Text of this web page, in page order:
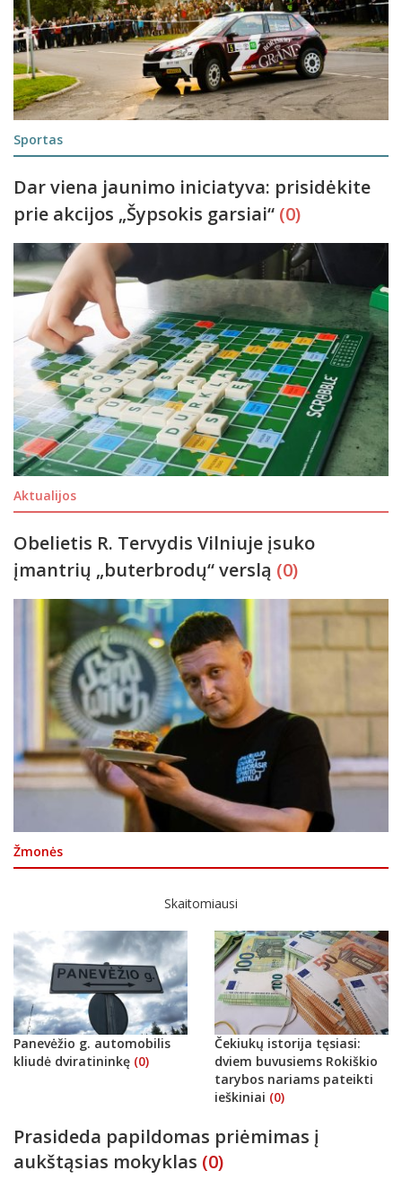
Sportas
Dar viena jaunimo iniciatyva: prisidėkite
prie akcijos „Šypsokis garsiai“ (0)
Aktualijos
Obelietis R. Tervydis Vilniuje įsuko
įmantrių „buterbrodų“ verslą (0)
Žmonės
Skaitomiausi
Panevėžio g. automobilis
kliudė dviratininkę (0)
Čekiukų istorija tęsiasi:
dviem buvusiems Rokiškio
tarybos nariams pateikti
ieškiniai (0)
Prasideda papildomas priėmimas į
aukštąsias mokyklas (0)